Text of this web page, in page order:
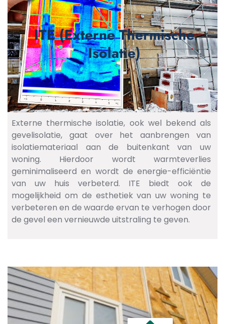
ITE (Externe Thermische
Isolatie)
Externe thermische isolatie, ook wel bekend als
gevelisolatie, gaat over het aanbrengen van
isolatiemateriaal aan de buitenkant van uw
woning. Hierdoor wordt warmteverlies
geminimaliseerd en wordt de energie-efficiëntie
van uw huis verbeterd. ITE biedt ook de
mogelijkheid om de esthetiek van uw woning te
verbeteren en de waarde ervan te verhogen door
de gevel een vernieuwde uitstraling te geven.